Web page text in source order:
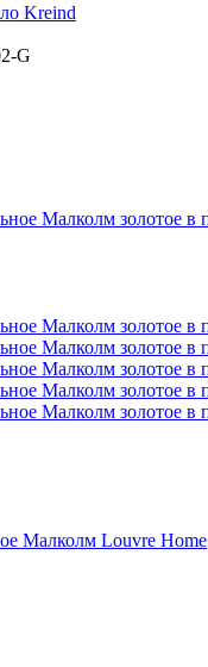
Kreind
G
Малколм Louvre Home